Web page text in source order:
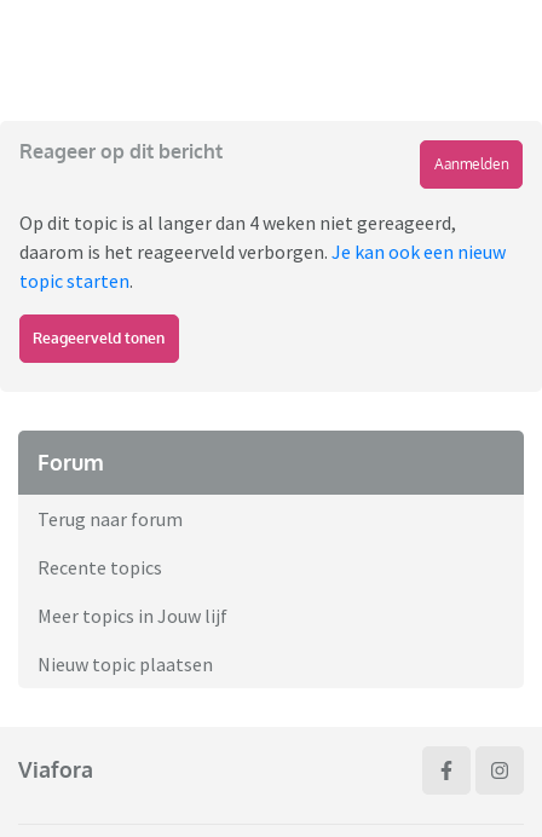
Reageer op dit bericht
Aanmelden
Op dit topic is al langer dan 4 weken niet gereageerd,
daarom is het reageerveld verborgen. Je kan ook een nieuw
topic starten.
Reageerveld tonen
Forum
Terug naar forum
Recente topics
Meer topics in Jouw lijf
Nieuw topic plaatsen
Viafora